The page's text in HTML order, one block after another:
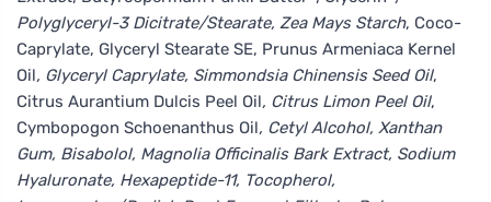
Polyglyceryl-3 Dicitrate/Stearate, Zea Mays Starch, Coco-
Caprylate, Glyceryl Stearate SE, Prunus Armeniaca Kernel
Oil, Glyceryl Caprylate, Simmondsia Chinensis Seed Oil,
Citrus Aurantium Dulcis Peel Oil, Citrus Limon Peel Oil,
Cymbopogon Schoenanthus Oil, Cetyl Alcohol, Xanthan
Gum, Bisabolol, Magnolia Officinalis Bark Extract, Sodium
Hyaluronate, Hexapeptide-11, Tocopherol,